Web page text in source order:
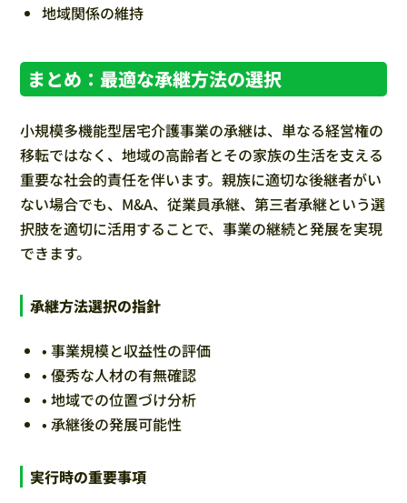
地域関係の維持
まとめ：最適な承継方法の選択
小規模多機能型居宅介護事業の承継は、単なる経営権の
移転ではなく、地域の高齢者とその家族の生活を支える
重要な社会的責任を伴います。親族に適切な後継者がい
ない場合でも、M&A、従業員承継、第三者承継という選
択肢を適切に活用することで、事業の継続と発展を実現
できます。
承継方法選択の指針
• 事業規模と収益性の評価
• 優秀な人材の有無確認
• 地域での位置づけ分析
• 承継後の発展可能性
実行時の重要事項